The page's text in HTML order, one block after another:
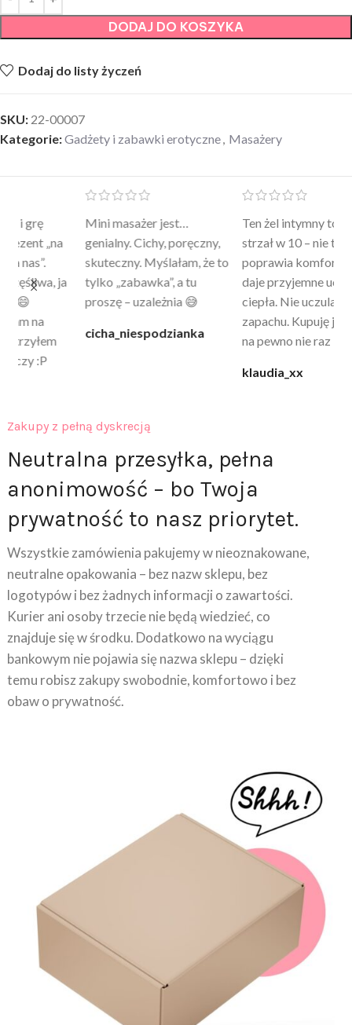
DODAJ DO KOSZYKA
Dodaj do listy życzeń
SKU: 22-00007
Kategorie:Gadżety i zabawki erotyczne, Masażery
Mini masażer jest…
genialny. Cichy, poręczny,
skuteczny. Myślałam, że to
tylko „zabawka”, a tu
proszę – uzależnia 😅
cicha_niespodzianka
Ten żel intymny to był
strzał w 10 – nie tylko
poprawia komfort, ale też
daje przyjemne uczucie
ciepła. Nie uczula, bez
zapachu. Kupuję już 3 raz i
na pewno nie raz kupie
Zakupy z pełną dyskrecją
Neutralna przesyłka, pełna
anonimowość – bo Twoja
prywatność to nasz priorytet.
Wszystkie zamówienia pakujemy w nieoznakowane,
neutralne opakowania – bez nazw sklepu, bez
logotypów i bez żadnych informacji o zawartości.
Kurier ani osoby trzecie nie będą wiedzieć, co
znajduje się w środku. Dodatkowo na wyciągu
bankowym nie pojawia się nazwa sklepu – dzięki
temu robisz zakupy swobodnie, komfortowo i bez
obaw o prywatność.